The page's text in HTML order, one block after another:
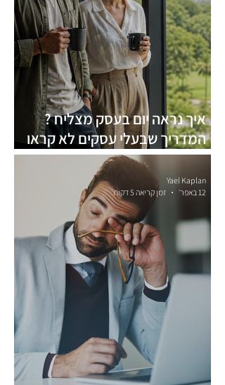
איך נראה יום בעסק מצליח ?
המדריך שבעלי עסקים לא קראו
עדיין
Yael Kaplan
12 באפר׳
זמן קריאה 5 דקות